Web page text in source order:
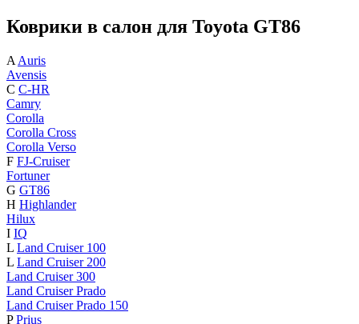
Коврики в салон для Toyota GT86
A Auris
Avensis
C C-HR
Camry
Corolla
Corolla Cross
Corolla Verso
F FJ-Cruiser
Fortuner
G GT86
H Highlander
Hilux
I IQ
L Land Cruiser 100
L Land Cruiser 200
Land Cruiser 300
Land Cruiser Prado
Land Cruiser Prado 150
P Prius